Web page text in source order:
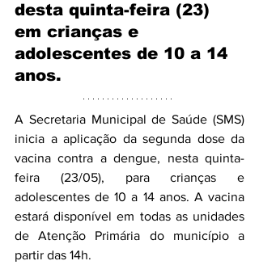
desta quinta-feira (23)
em crianças e
adolescentes de 10 a 14
anos.
A Secretaria Municipal de Saúde (SMS)
inicia a aplicação da segunda dose da
vacina contra a dengue, nesta quinta-
feira (23/05), para crianças e
adolescentes de 10 a 14 anos. A vacina
estará disponível em todas as unidades
de Atenção Primária do município a
partir das 14h.